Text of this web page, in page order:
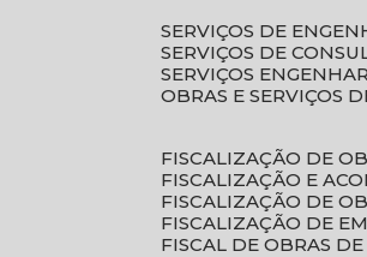
SERVIÇOS DE
SERVIÇOS DE
SERVIÇOS
OBRAS E SERVIÇOS
FISCALIZAÇÃO DE
FISCALIZAÇÃO E
FISCALIZAÇÃO DE
FISCALIZAÇÃO DE
FISCAL DE OBRAS